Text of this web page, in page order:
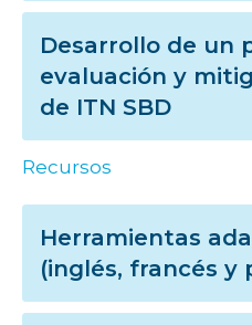
Desarrollo de un
evaluación y
de ITN SBD
Recursos
Herramientas
(inglés, francés y